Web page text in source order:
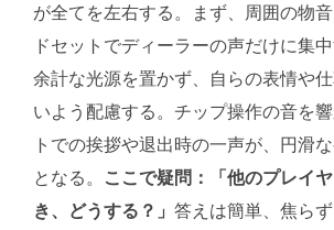
が全てを左右する。まず、周囲の物
ドセットでディーラーの声だけに集
余計な光源を置かず、自らの表情や
いよう配慮する。チップ操作の音を
トでの挨拶や退出時の一声が、円滑
となる。 ここで疑問：「他のプレイ
き、どうする？」 答えは簡単、焦ら